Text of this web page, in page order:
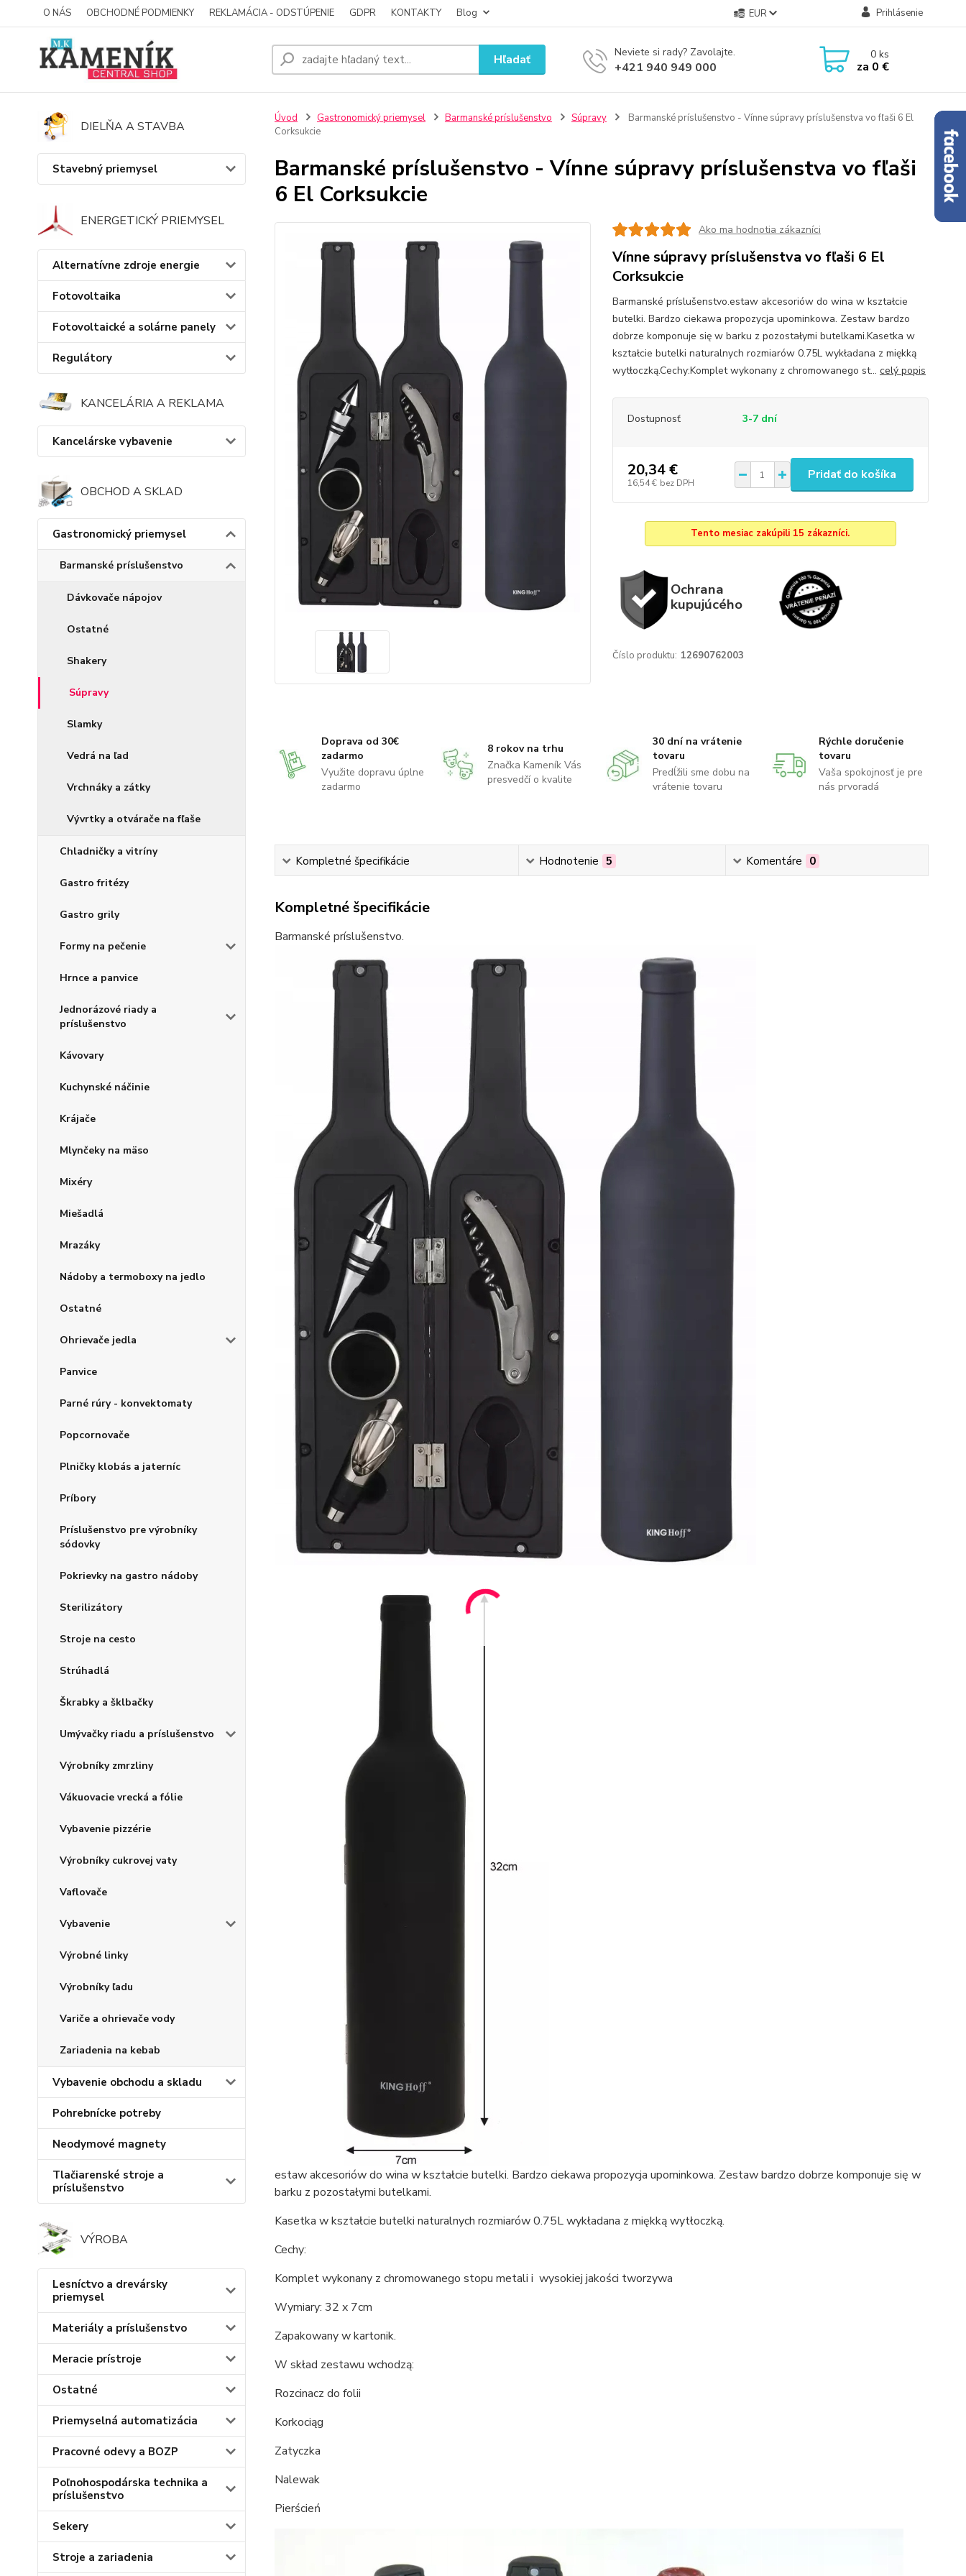
O NÁS OBCHODNÉ PODMIENKY REKLAMÁCIA - ODSTÚPENIE GDPR KONTAKTY Blog EUR Prihlásenie
Hľadať Neviete si rady? Zavolajte.
+421 940 949 000
0ks
za 0 €
DIELŇA A STAVBA
Stavebný priemysel
ENERGETICKÝ PRIEMYSEL
Alternatívne zdroje energie
Fotovoltaika
Fotovoltaické a solárne panely
Regulátory
KANCELÁRIA A REKLAMA
Kancelárske vybavenie
OBCHOD A SKLAD
Gastronomický priemysel
Barmanské príslušenstvo
Dávkovače nápojov
Ostatné
Shakery
Súpravy
Slamky
Vedrá na ľad
Vrchnáky a zátky
Vývrtky a otvárače na fľaše
Chladničky a vitríny
Gastro fritézy
Gastro grily
Formy na pečenie
Hrnce a panvice
Jednorázové riady a
príslušenstvo
Kávovary
Kuchynské náčinie
Krájače
Mlynčeky na mäso
Mixéry
Miešadlá
Mrazáky
Nádoby a termoboxy na jedlo
Ostatné
Ohrievače jedla
Panvice
Parné rúry - konvektomaty
Popcornovače
Plničky klobás a jaterníc
Príbory
Príslušenstvo pre výrobníky
sódovky
Pokrievky na gastro nádoby
Sterilizátory
Stroje na cesto
Strúhadlá
Škrabky a šklbačky
Umývačky riadu a príslušenstvo
Výrobníky zmrzliny
Vákuovacie vrecká a fólie
Vybavenie pizzérie
Výrobníky cukrovej vaty
Vaflovače
Vybavenie
Výrobné linky
Výrobníky ľadu
Variče a ohrievače vody
Zariadenia na kebab
Vybavenie obchodu a skladu
Pohrebnícke potreby
Neodymové magnety
Tlačiarenské stroje a
príslušenstvo
VÝROBA
Lesníctvo a drevársky
priemysel
Materiály a príslušenstvo
Meracie prístroje
Ostatné
Priemyselná automatizácia
Pracovné odevy a BOZP
Poľnohospodárska technika a
príslušenstvo
Sekery
Stroje a zariadenia
Úvod Gastronomický priemysel Barmanské príslušenstvo Súpravy
Barmanské príslušenstvo - Vínne súpravy príslušenstva vo fľaši 6 El
Corksukcie
Barmanské príslušenstvo - Vínne súpravy príslušenstva vo fľaši
6 El Corksukcie
Ako ma hodnotia zákazníci
Vínne súpravy príslušenstva vo fľaši 6 El
Corksukcie
Barmanské príslušenstvo.estaw akcesoriów do wina w kształcie
butelki. Bardzo ciekawa propozycja upominkowa. Zestaw bardzo
dobrze komponuje się w barku z pozostałymi butelkami.Kasetka w
kształcie butelki naturalnych rozmiarów 0.75L wykładana z miękką
wytłoczką.Cechy:Komplet wykonany z chromowanego st... celý popis
Dostupnosť 3-7 dní
20,34 €
16,54 € bez DPH
Pridať do košíka
Tento mesiac zakúpili 15 zákazníci.
Ochrana
kupujúcého
Číslo produktu: 12690762003
Doprava od 30€
zadarmo
Využite dopravu úplne
zadarmo
8 rokov na trhu
Značka Kameník Vás
presvedčí o kvalite
30 dní na vrátenie
tovaru
Predĺžili sme dobu na
vrátenie tovaru
Rýchle doručenie
tovaru
Vaša spokojnosť je pre
nás prvoradá
Kompletné špecifikácie Hodnotenie 5 Komentáre 0
Kompletné špecifikácie
Barmanské príslušenstvo.
estaw akcesoriów do wina w kształcie butelki. Bardzo ciekawa propozycja upominkowa. Zestaw bardzo dobrze komponuje się w
barku z pozostałymi butelkami.
Kasetka w kształcie butelki naturalnych rozmiarów 0.75L wykładana z miękką wytłoczką.
Cechy:
Komplet wykonany z chromowanego stopu metali i wysokiej jakości tworzywa
Wymiary: 32 x 7cm
Zapakowany w kartonik.
W skład zestawu wchodzą:
Rozcinacz do folii
Korkociąg
Zatyczka
Nalewak
Pierścień